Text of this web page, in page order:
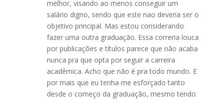
melhor, visando ao menos conseguir um
salário digno, sendo que este nao deveria ser o
objetivo principal. Mas estou considerando
fazer uma outra graduação. Essa correria louca
por publicações e títulos parece que não acaba
nunca pra que opta por seguir a carreira
acadêmica. Acho que não é pra todo mundo. E
por mais que eu tenha me esforçado tanto
desde o começo da graduação, mesmo tendo